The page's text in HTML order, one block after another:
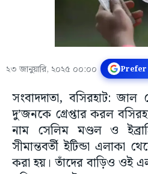
২৩ জানুয়ারি, ২০২৫ ০০:০০ Prefer
সংবাদদাতা, বসিরহাট:
দু’জনকে গ্রেপ্তার করল
নাম সেলিম মণ্ডল ও
সীমান্তবর্তী ইটিন্ডা এলাকা
করা হয়। তাঁদের বাড়িও ওই